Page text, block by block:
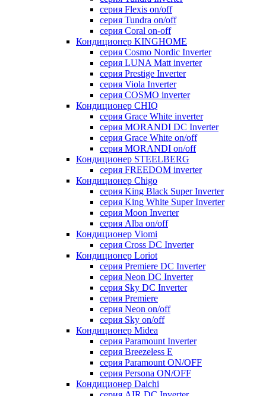
серия Flexis on/off
серия Tundra on/off
серия Coral on-off
Кондиционер KINGHOME
серия Cosmo Nordic Inverter
серия LUNA Matt inverter
серия Prestige Inverter
серия Viola Inverter
серия COSMO inverter
Кондиционер CHIQ
серия Grace White inverter
серия MORANDI DC Inverter
серия Grace White on/off
серия MORANDI on/off
Кондиционер STEELBERG
серия FREEDOM inverter
Кондиционер Chigo
серия King Black Super Inverter
серия King White Super Inverter
серия Moon Inverter
серия Alba on/off
Кондиционер Viomi
серия Cross DC Inverter
Кондиционер Loriot
серия Premiere DC Inverter
серия Neon DC Inverter
серия Sky DC Inverter
серия Premiere
серия Neon on/off
серия Sky on/off
Кондиционер Midea
серия Paramount Inverter
серия Breezeless E
серия Paramount ON/OFF
серия Persona ON/OFF
Кондиционер Daichi